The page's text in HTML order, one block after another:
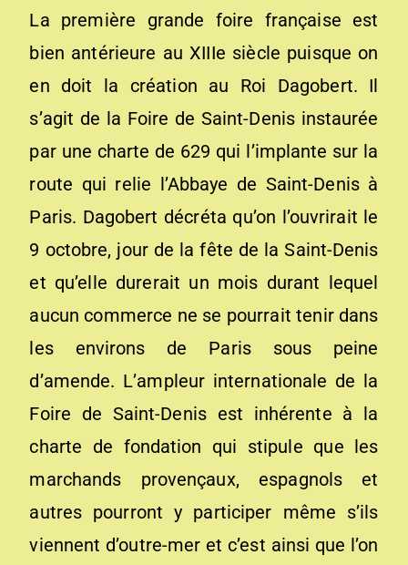
La première grande foire française est
bien antérieure au XIIIe siècle puisque on
en doit la création au Roi Dagobert. Il
s’agit de la Foire de Saint-Denis instaurée
par une charte de 629 qui l’implante sur la
route qui relie l’Abbaye de Saint-Denis à
Paris. Dagobert décréta qu’on l’ouvrirait le
9 octobre, jour de la fête de la Saint-Denis
et qu’elle durerait un mois durant lequel
aucun commerce ne se pourrait tenir dans
les environs de Paris sous peine
d’amende. L’ampleur internationale de la
Foire de Saint-Denis est inhérente à la
charte de fondation qui stipule que les
marchands provençaux, espagnols et
autres pourront y participer même s’ils
viennent d’outre-mer et c’est ainsi que l’on